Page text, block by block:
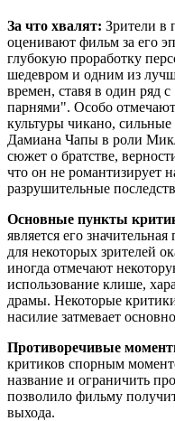
За что хвалят: Зрители в
оценивают фильм за его
глубокую проработку
шедевром и одним из
времен, ставя в один
парнями". Особо
культуры чикано,
Дамиана Чапы в роли
сюжет о братстве,
что он не романтизирует
разрушительные
Основные пункты
является его
для некоторых зрителей
иногда отмечают
использование клише,
драмы. Некоторые
насилие затмевает
Противоречивые
критиков спорным
название и ограничить
позволило фильму
выхода.